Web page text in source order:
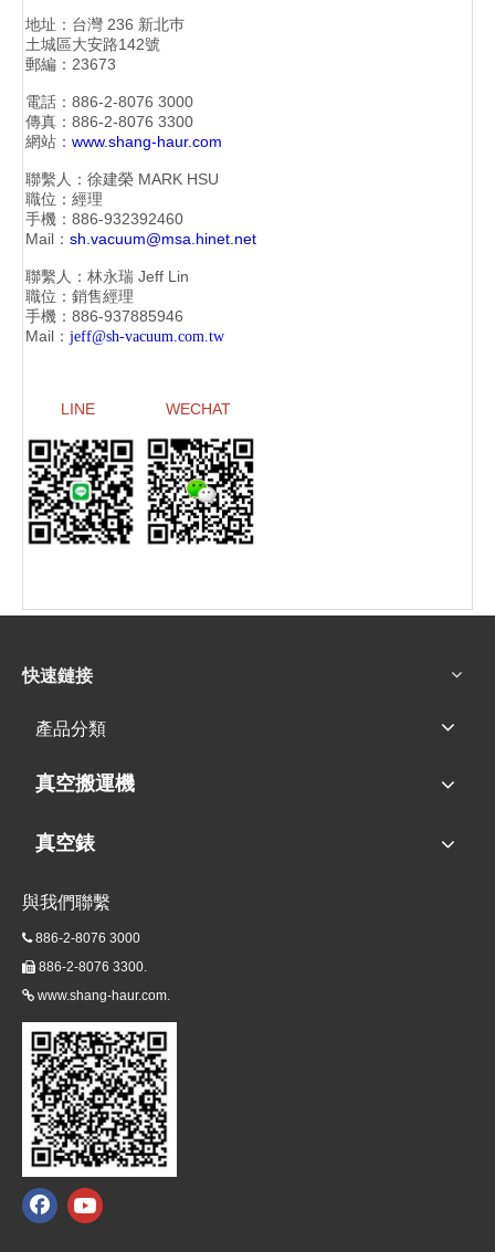
地址： 台灣 236 新北巿
土城區大安路142號
郵編：23673
電話：886-2-8076 3000
傳真：886-2-8076 3300
網站： www.shang-haur.com
聯繫人：徐建榮 MARK HSU
職位：經理
手機：886-932392460
Mail： sh.vacuum@msa.hinet.net
聯繫人：林永瑞 Jeff Lin
職位：銷售經理
手機：886-937885946
Mail： jeff@sh-vacuum.com.tw
LINE WECHAT
快速鏈接
產品分類
真空搬運機
真空錶
與我們聯繫
886-2-8076 3000
 886-2-8076 3300.
 www.shang-haur.com.